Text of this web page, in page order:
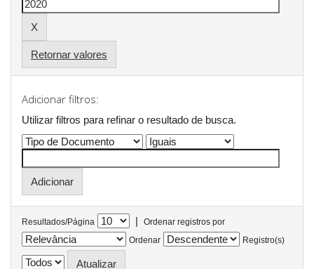
Retornar valores
Adicionar filtros:
Utilizar filtros para refinar o resultado de busca.
Resultados/Página |
Ordenar registros por
Ordenar
Registro(s)